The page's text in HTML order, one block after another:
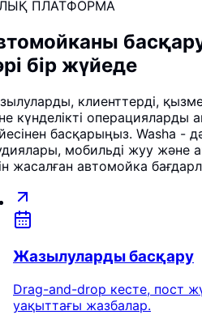
ПЛАТФОРМА
бір жүйеде
клиенттерді,
күнделікті операцияларды
басқарыңыз. Washa -
мобильді жуу және
жасалған автомойка
Жазылуларды басқару
Drag-and-drop кесте, пост
уақыттағы жазбалар.